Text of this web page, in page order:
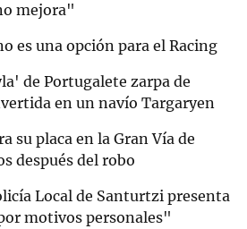
mejora"
es una opción para el Racing
de Portugalete zarpa de
en un navío Targaryen
su placa en la Gran Vía de
después del robo
Local de Santurtzi presenta
motivos personales"